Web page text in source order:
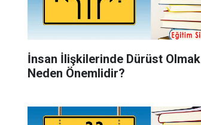
İnsan İlişkilerinde Dürüst Olmak
Neden Önemlidir?